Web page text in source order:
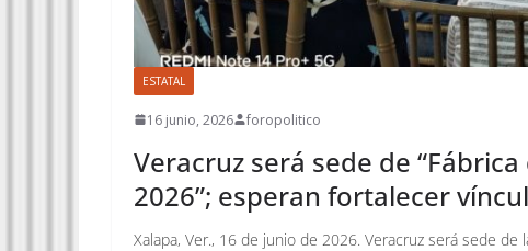
ESTATAL
16 junio, 2026 foropolitico
Veracruz será sede de
2026”; esperan fortalecer
Xalapa, Ver., 16 de junio de 2026. Veracruz será sede